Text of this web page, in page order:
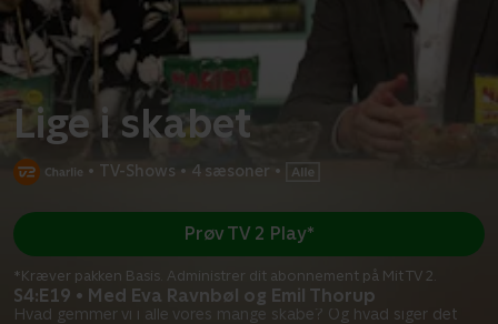
Lige i skabet
• TV-Shows • 4 sæsoner •
S4:E19 • Med Eva Ravnbøl og Emil Thorup
Hvad gemmer vi i alle vores mange skabe? Og hvad siger det
Prøv TV 2 Play*
*Kræver pakken Basis. Administrer dit abonnement på Mit TV 2.